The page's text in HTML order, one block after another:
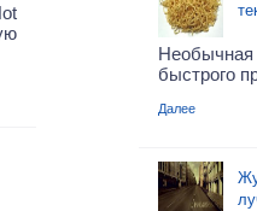
быстрого
Далее